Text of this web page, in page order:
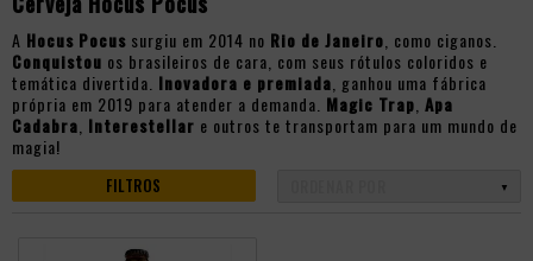
A Hocus Pocus surgiu em 2014 no Rio de Janeiro , como ciganos.
Conquistou os brasileiros de cara, com seus rótulos coloridos e
temática divertida. Inovadora e premiada , ganhou uma fábrica
própria em 2019 para atender a demanda. Magic Trap Apa
Cadabra Interestellar e outros te transportam para um mundo de
magia!
FILTROS